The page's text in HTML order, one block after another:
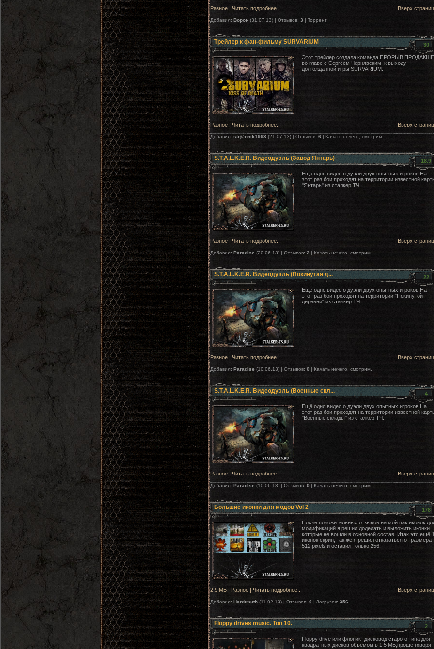
Вверх
Разное| Читать подробнее...
Добавил: Вoрон(31.07.13) | Отзывов: 3 | Торрент
Трейлер к фан-фильму SURVARIUM 30
Этот трейлер создала команда ПРОРЫВ
во главе с Сергеем Чернявским, к выходу
долгожданной игры SURVARIUM.
Вверх
Разное| Читать подробнее...
Добавил: str@nnik1993 (21.07.13) | Отзывов: 6 | Качать нечего, смотрим.
S.T.A.L.K.E.R. Видеодуэль (Завод Янтарь) 18.9
Ещё одно видео о дуэли двух опытных игроков.На
этот раз бои проходят на территории известной
"Янтарь" из сталкер ТЧ.
Вверх
Разное| Читать подробнее...
Добавил: Paradise (20.06.13) | Отзывов: 2 | Качать нечего, смотрим.
S.T.A.L.K.E.R. Видеодуэль (Покинутая д... 22
Ещё одно видео о дуэли двух опытных игроков.На
этот раз бои проходят на территории "Покинутой
деревни" из сталкер ТЧ.
Вверх
Разное| Читать подробнее...
Добавил: Paradise(10.06.13) | Отзывов: 0 | Качать нечего, смотрим.
S.T.A.L.K.E.R. Видеодуэль (Военные скл... 4
Ещё одно видео о дуэли двух опытных игроков.На
этот раз бои проходят на территории известной
"Военные склады" из сталкер ТЧ.
Вверх
Разное| Читать подробнее...
Добавил: Paradise(10.06.13) | Отзывов: 0 | Качать нечего, смотрим.
Большие иконки для модов Vol 2 178
После положительных отзывов на мой пак иконок
модификаций я решил доделать и выложить иконки
которые не вошли в основной состав. Итак это ещё
иконок скрин, так же я решил отказаться от размера
512 pixels и оставил только 256.
Вверх
2,9 МБ | Разное| Читать подробнее...
Добавил: Hardtmuth(11.02.13) | Отзывов: 0 | Загрузок: 356
Floppy drives music. Топ 10. 2
Floppy drive или флопик- дисковод старого типа для
квадратных дисков объемом в 1,5 МБ,проше говоря